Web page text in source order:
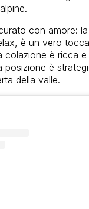
con amore:
è un vero
è ricca e
posizione è
della valle.